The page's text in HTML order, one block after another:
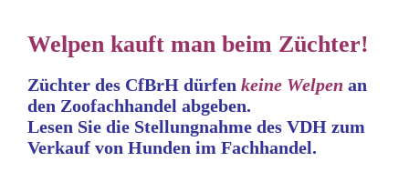
Welpen kauft man beim Züchter!
Züchter des CfBrH dürfen keine Welpen an
den Zoofachhandel abgeben.
Lesen Sie die Stellungnahme des VDH zum
Verkauf von Hunden im Fachhandel.